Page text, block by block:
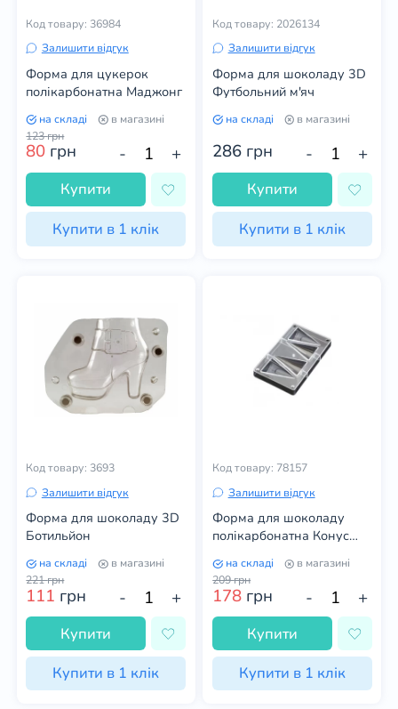
Код товару: 36984
Залишити відгук
Форма для цукерок
полікарбонатна Маджонг
на складі
в магазині
123грн
80 грн - +
Купити
Купити в 1 клік
Код товару: 2026134
Залишити відгук
Форма для шоколаду 3D
Футбольний м'яч
на складі в магазині
286 грн - +
Купити
Купити в 1 клік
Код товару: 3693
Залишити відгук
Форма для шоколаду 3D
Ботильйон
на складі
в магазині
221грн
111 грн - +
Купити
Купити в 1 клік
Код товару: 78157
Залишити відгук
Форма для шоколаду
полікарбонатна Конус
на складі
в магазині
209грн
178 грн - +
Купити
Купити в 1 клік